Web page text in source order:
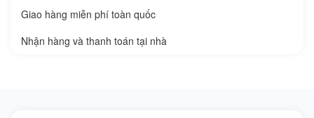
Giao hàng miễn phí toàn quốc
Nhận hàng và thanh toán tại nhà